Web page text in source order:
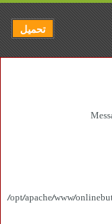
/opt/apache/www/
تحميل